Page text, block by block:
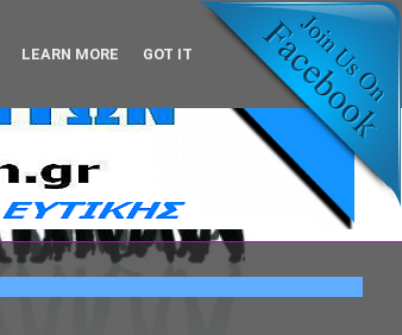
LEARN MORE GOT IT